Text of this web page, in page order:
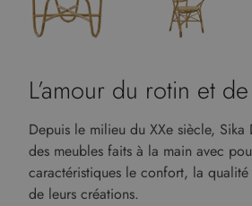
L’amour du rotin et
Depuis le milieu du XXe siècle,
des meubles faits à la main avec
caractéristiques le confort, la
de leurs créations.